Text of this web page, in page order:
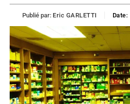
Publié par: Eric GARLETTI Date: